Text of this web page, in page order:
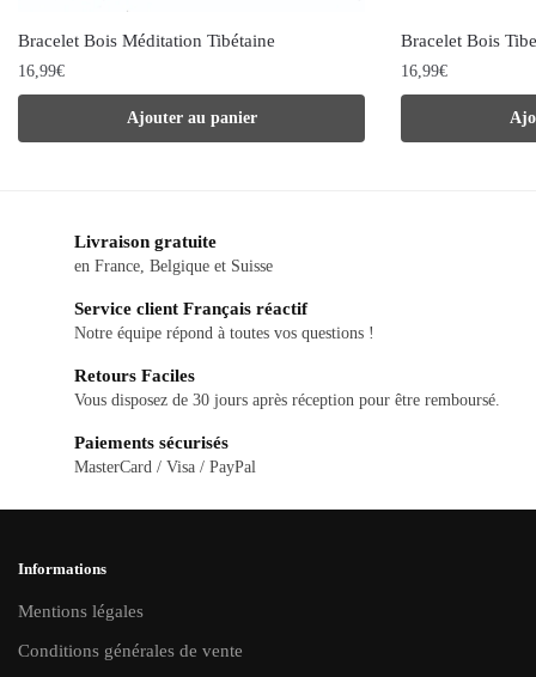
Bracelet Bois Méditation Tibétaine
16,99€
Ajouter au panier
Bracelet Bois
16,99€
Livraison gratuite
en France, Belgique et Suisse
Service client Français réactif
Notre équipe répond à toutes vos questions !
Retours Faciles
Vous disposez de 30 jours après réception pour être remboursé.
Paiements sécurisés
MasterCard / Visa / PayPal
Informations
Mentions légales
Conditions générales de vente